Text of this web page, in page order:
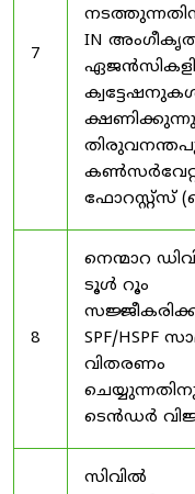
7
IN
ഫോറസ്റ്റ്സ്
8
നെന്മാറ
ടൂൾ റൂം
SPF/HSPF
വിതരണം
ടെൻഡർ
സിവിൽ